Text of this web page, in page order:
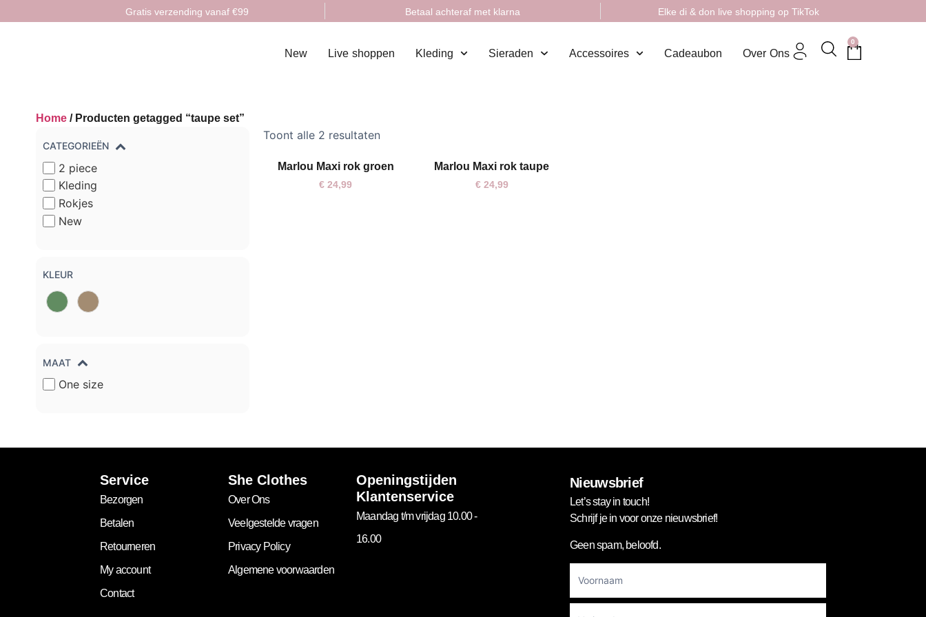
Gratis verzending vanaf €99 Betaal achteraf met klarna Elke di & don live shopping op TikTok
New Live shoppen Kleding Sieraden Accessoires Cadeaubon Over Ons
0
Home / Producten getagged “taupe set”
CATEGORIEËN
2 piece
Kleding
Rokjes
New
KLEUR
MAAT
One size
Toont alle 2 resultaten
Marlou Maxi rok groen
€ 24,99
One size
Marlou Maxi rok taupe
€24,99
Service
Bezorgen
Betalen
Retourneren
My account
Contact
She Clothes
Over Ons
Veelgestelde vragen
Privacy Policy
Algemene voorwaarden
Openingstijden
Klantenservice
Maandag t/m vrijdag 10.00 -
16.00
Nieuwsbrief
Let’s stay in touch!
Schrijf je in voor onze nieuwsbrief!
Geen spam, beloofd.
Newsletter